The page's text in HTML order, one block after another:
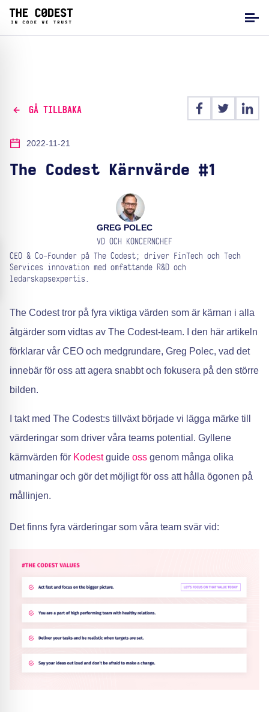
GÅ TILLBAKA
2022-11-21
The Codest Kärnvärde #1
GREG POLEC
VD OCH KONCERNCHEF
CEO & Co-Founder på The Codest; driver FinTech och Tech
Services innovation med omfattande R&D och
ledarskapsexpertis.
The Codest tror på fyra viktiga värden som är kärnan i alla
åtgärder som vidtas av The Codest-team. I den här artikeln
förklarar vår CEO och medgrundare, Greg Polec, vad det
innebär för oss att agera snabbt och fokusera på den större
bilden.
I takt med The Codest:s tillväxt började vi lägga märke till
värderingar som driver våra teams potential. Gyllene
kärnvärden för Kodestguide oss genom många olika
utmaningar och gör det möjligt för oss att hålla ögonen på
mållinjen.
Det finns fyra värderingar som våra team svär vid: